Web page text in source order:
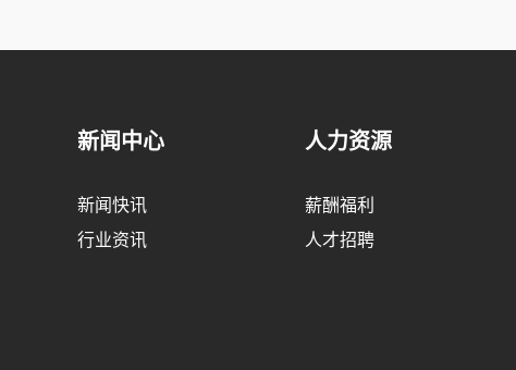
新闻中心
新闻快讯
行业资讯
人力资源
薪酬福利
人才招聘